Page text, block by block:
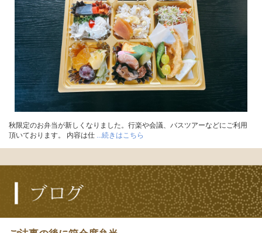
秋限定のお弁当が新しくなりました。行楽や会議、バスツアーなどにご利用
頂いております。 内容は仕
...続きはこちら